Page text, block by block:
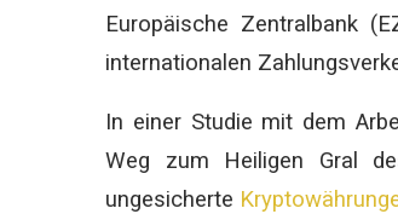
Europäische Zentralbank
internationalen
In einer Studie mit dem
Weg zum Heiligen Gral
ungesicherte